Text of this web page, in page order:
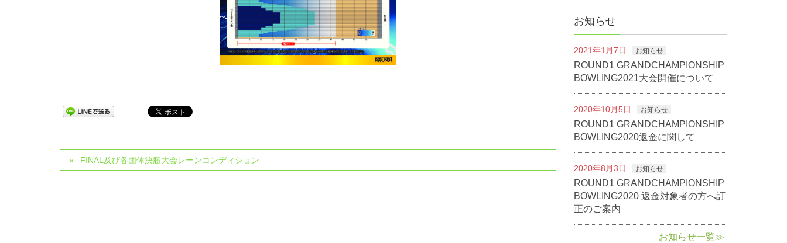
FINAL及び各団体決勝大会レーンコンディション
お知らせ
2021年1月7日 お知らせ
ROUND1 GRANDCHAMPIONSHIP
BOWLING2021大会開催について
2020年10月5日 お知らせ
ROUND1 GRANDCHAMPIONSHIP
BOWLING2020返金に関して
2020年8月3日 お知らせ
ROUND1 GRANDCHAMPIONSHIP
BOWLING2020 返金対象者の方へ訂
正のご案内
お知らせ一覧≫